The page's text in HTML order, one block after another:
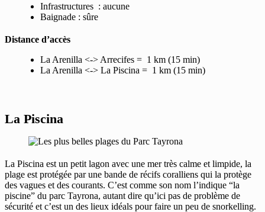
Infrastructures : aucune
Baignade : sûre
Distance d’accès
La Arenilla <-> Arrecifes = 1 km (15 min)
La Arenilla <-> La Piscina = 1 km (15 min)
La Piscina
La Piscina est un petit lagon avec une mer très calme et limpide, la
plage est protégée par une bande de récifs coralliens qui la protège
des vagues et des courants. C’est comme son nom l’indique “la
piscine” du parc Tayrona, autant dire qu’ici pas de problème de
sécurité et c’est un des lieux idéals pour faire un peu de snorkelling.